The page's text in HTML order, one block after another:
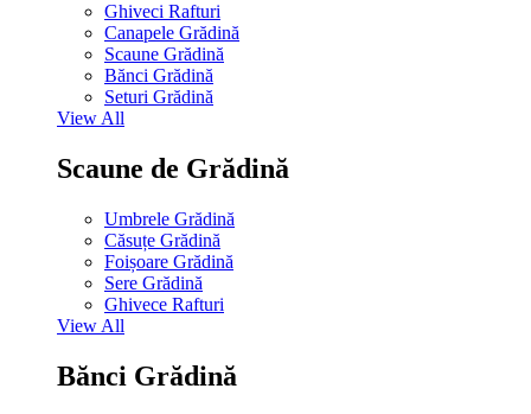
Ghiveci Rafturi
Canapele Grădină
Scaune Grădină
Bănci Grădină
Seturi Grădină
View All
Scaune de Grădină
Umbrele Grădină
Căsuțe Grădină
Foișoare Grădină
Sere Grădină
Ghivece Rafturi
View All
Bănci Grădină